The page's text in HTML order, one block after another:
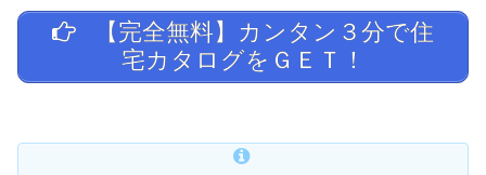
【完全無料】カンタン３分で住
宅カタログをＧＥＴ！